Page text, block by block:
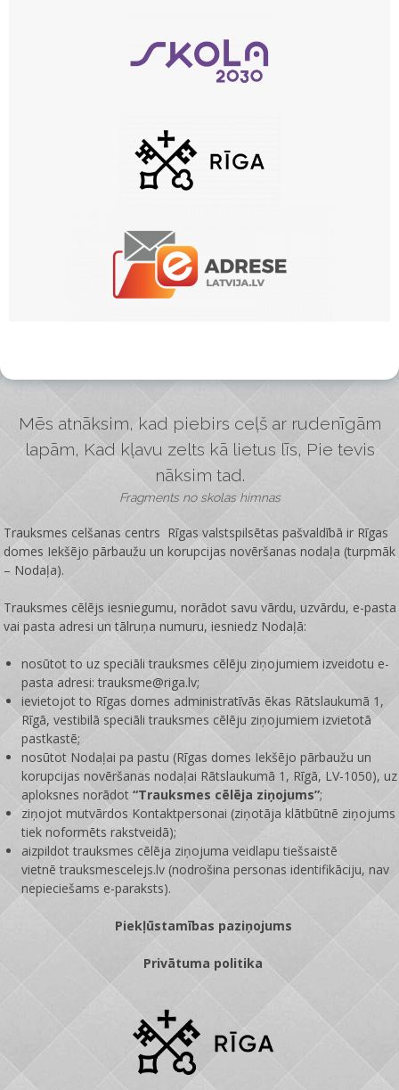
Mēs atnāksim, kad piebirs ceļš ar rudenīgām
lapām, Kad kļavu zelts kā lietus līs, Pie tevis
nāksim tad.
Fragments no skolas himnas
Trauksmes celšanas centrs Rīgas valstspilsētas pašvaldībā ir Rīgas
domes Iekšējo pārbaužu un korupcijas novēršanas nodaļa (turpmāk
– Nodaļa).
Trauksmes cēlējs iesniegumu, norādot savu vārdu, uzvārdu, e-pasta
vai pasta adresi un tālruņa numuru, iesniedz Nodaļā:
nosūtot to uz speciāli trauksmes cēlēju ziņojumiem izveidotu e-
pasta adresi: trauksme@riga.lv;
ievietojot to Rīgas domes administratīvās ēkas Rātslaukumā 1,
Rīgā, vestibilā speciāli trauksmes cēlēju ziņojumiem izvietotā
pastkastē;
nosūtot Nodaļai pa pastu (Rīgas domes Iekšējo pārbaužu un
korupcijas novēršanas nodaļai Rātslaukumā 1, Rīgā, LV-1050), uz
aploksnes norādot“Trauksmes cēlēja ziņojums”;
ziņojot mutvārdos Kontaktpersonai (ziņotāja klātbūtnē ziņojums
tiek noformēts rakstveidā);
aizpildot trauksmes cēlēja ziņojuma veidlapu tiešsaistē
vietnētrauksmescelejs.lv (nodrošina personas identifikāciju, nav
nepieciešams e-paraksts).
Piekļūstamības paziņojums
Privātuma politika